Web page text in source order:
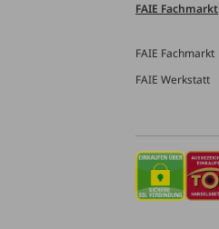
FAIE Fachmarkt
FAIE Fachmarkt
FAIE Werkstatt